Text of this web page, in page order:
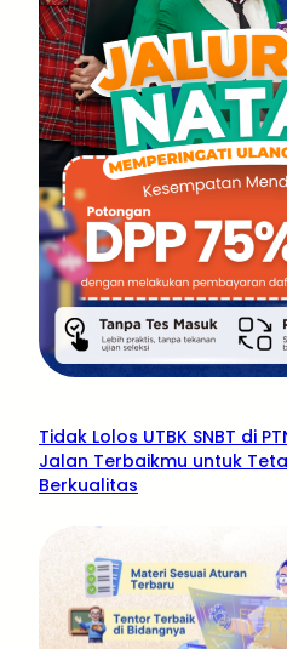
Tidak Lolos UTBK SNBT di
Jalan Terbaikmu untuk
Berkualitas